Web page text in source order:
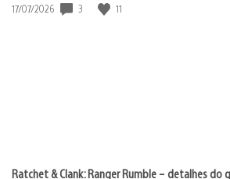
Data
17/07/2026 3 11
Ratchet & Clank: Ranger Rumble – detalhes do